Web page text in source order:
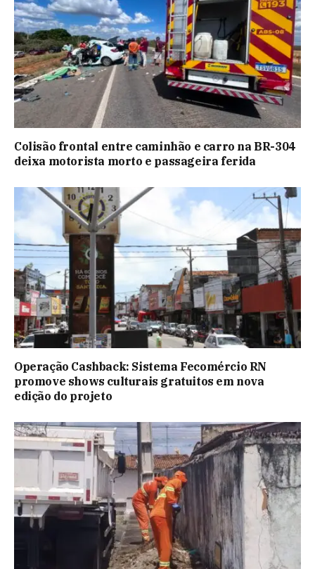
Colisão frontal entre caminhão e carro na BR-304
deixa motorista morto e passageira ferida
Operação Cashback: Sistema Fecomércio RN
promove shows culturais gratuitos em nova
edição do projeto